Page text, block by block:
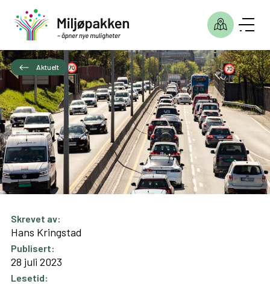
Aktuelt
Skrevet av:
Hans Kringstad
Publisert:
28 juli 2023
Lesetid: